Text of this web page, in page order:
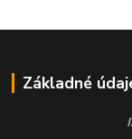
Základné